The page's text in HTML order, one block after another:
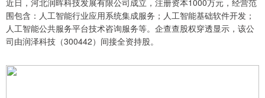
近日，河北润晖科技发展有限公司成立，注册资本1000万元，经营范
围包含：人工智能行业应用系统集成服务；人工智能基础软件开发；
人工智能公共服务平台技术咨询服务等。企查查股权穿透显示，该公
司由润泽科技（300442）间接全资持股。